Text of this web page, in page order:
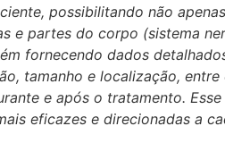
possibilitando não
e partes do corpo (sistema
fornecendo dados
tamanho e localização, entre
e após o tratamento.
eficazes e direcionadas a